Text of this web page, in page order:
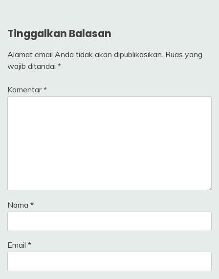
Tinggalkan Balasan
Alamat email Anda tidak akan dipublikasikan. Ruas yang
wajib ditandai *
Komentar*
Nama *
Email *